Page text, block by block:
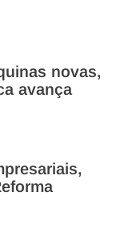
novas,
avança